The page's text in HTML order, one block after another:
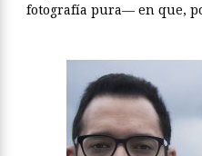
fotografía pura— en que,